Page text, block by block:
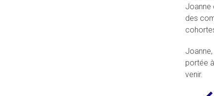
Joanne
des
portée
venir.